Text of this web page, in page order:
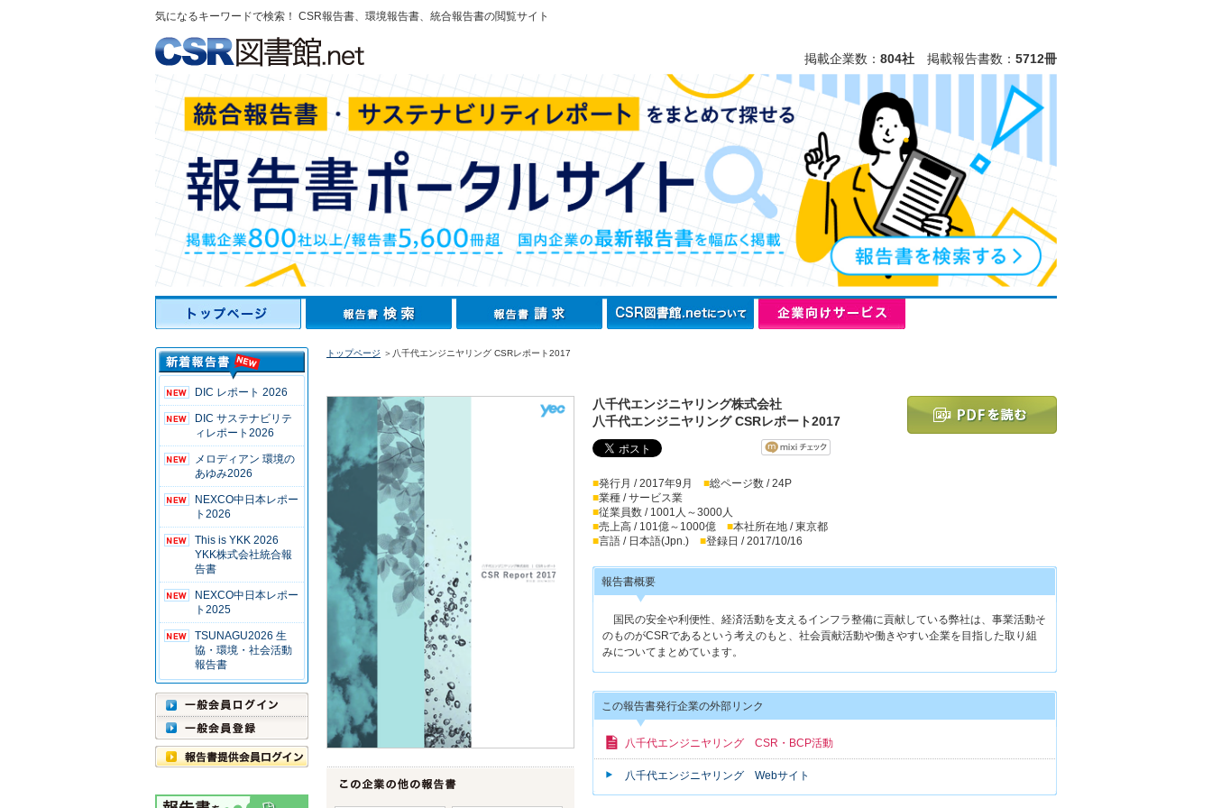
気になるキーワードで検索！ CSR報告書、環境報告書、統合報告書の閲覧サイト
掲載企業数： 804社 掲載報告書数： 5712冊
DIC レポート 2026
DIC サステナビリテ
ィレポート2026
メロディアン 環境の
あゆみ2026
NEXCO中日本レポー
ト2026
This is YKK 2026
YKK株式会社統合報
告書
NEXCO中日本レポー
ト2025
TSUNAGU2026 生
協・環境・社会活動
報告書
トップページ ＞八千代エンジニヤリング CSRレポート2017
八千代エンジニヤリング株式会社
八千代エンジニヤリング CSRレポート2017
■発行月 / 2017年9月 ■総ページ数 / 24P
■業種 / サービス業
■従業員数 / 1001人～3000人
■売上高 / 101億～1000億 ■本社所在地 / 東京都
■言語 / 日本語(Jpn.) ■登録日 / 2017/10/16
報告書概要
国民の安全や利便性、経済活動を支えるインフラ整備に貢献している弊社は、事業活動そ
のものがCSRであるという考えのもと、社会貢献活動や働きやすい企業を目指した取り組
みについてまとめています。
この報告書発行企業の外部リンク
八千代エンジニヤリング CSR・BCP活動
八千代エンジニヤリング Webサイト